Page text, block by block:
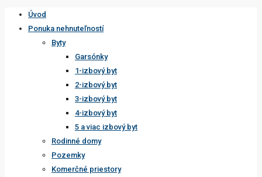
Úvod
Ponuka nehnuteľností
Byty
Garsónky
1-izbový byt
2-izbový byt
3-izbový byt
4-izbový byt
5 a viac izbový byt
Rodinné domy
Pozemky
Komerčné priestory